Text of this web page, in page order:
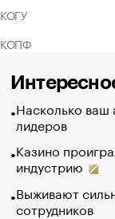
Насколько ваш
лидеров
Казино
индустрию
Выживают
сотрудников